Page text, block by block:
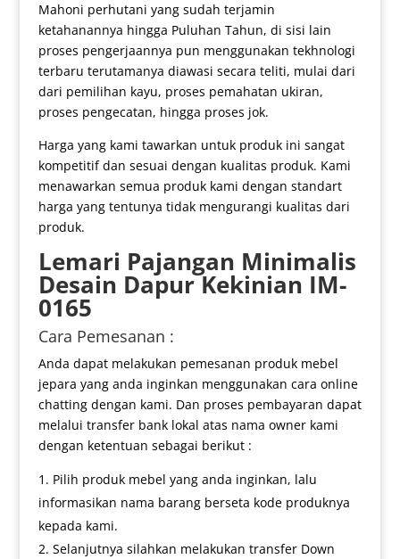
Mahoni perhutani yang sudah terjamin
ketahanannya hingga Puluhan Tahun, di sisi lain
proses pengerjaannya pun menggunakan tekhnologi
terbaru terutamanya diawasi secara teliti, mulai dari
dari pemilihan kayu, proses pemahatan ukiran,
proses pengecatan, hingga proses jok.
Harga yang kami tawarkan untuk produk ini sangat
kompetitif dan sesuai dengan kualitas produk. Kami
menawarkan semua produk kami dengan standart
harga yang tentunya tidak mengurangi kualitas dari
produk.
Lemari Pajangan Minimalis
Desain Dapur Kekinian IM-
0165
Cara Pemesanan :
Anda dapat melakukan pemesanan produk mebel
jepara yang anda inginkan menggunakan cara online
chatting dengan kami. Dan proses pembayaran dapat
melalui transfer bank lokal atas nama owner kami
dengan ketentuan sebagai berikut :
Pilih produk mebel yang anda inginkan, lalu
informasikan nama barang berseta kode produknya
kepada kami.
Selanjutnya silahkan melakukan transfer Down